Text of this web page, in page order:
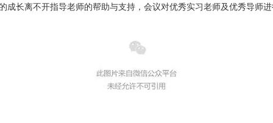
成长离不开指导老师的帮助与支持，会议对优秀实习老师及优秀导师